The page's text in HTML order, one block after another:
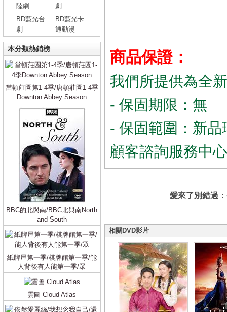
商品保證：
我們所提供為全
- 保固期限：無
- 保固範圍：新品
顧客諮詢服務中
愛來了別錯過
相關DVD影片
陸劇
劇
BD藍光台
劇
BD藍光卡
通動漫
本分類熱銷榜
當頓莊園第1-4季/唐頓莊園1-4季
Downton Abbey Season
BBC的北與南/BBC北與南North
and South
紙牌屋第一季/棋牌館第一季/能
人背後有人能第一季/眾
雲圖 Cloud Atlas